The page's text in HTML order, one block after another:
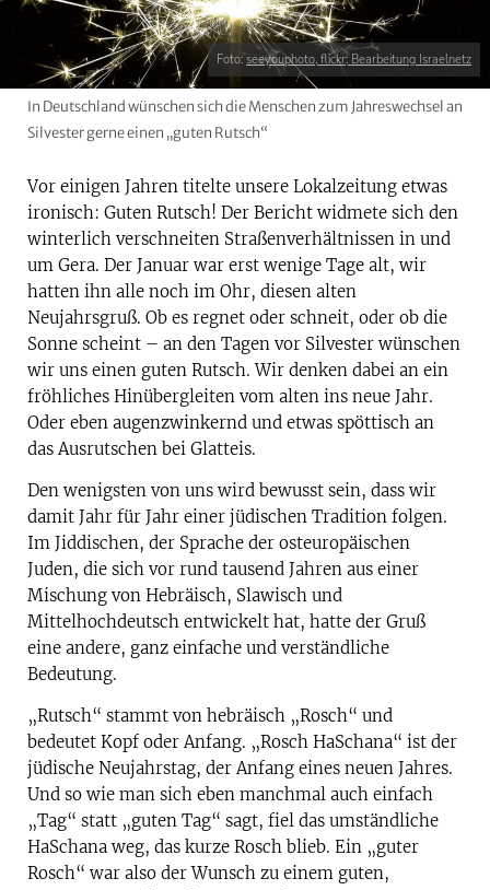
Foto:seeyouphoto, flickr; Bearbeitung Israelnetz
In Deutschland wünschen sich die Menschen zum Jahreswechsel an
Silvester gerne einen „guten Rutsch“
Vor einigen Jahren titelte unsere Lokalzeitung etwas
ironisch: Guten Rutsch! Der Bericht widmete sich den
winterlich verschneiten Straßenverhältnissen in und
um Gera. Der Januar war erst wenige Tage alt, wir
hatten ihn alle noch im Ohr, diesen alten
Neujahrsgruß. Ob es regnet oder schneit, oder ob die
Sonne scheint – an den Tagen vor Silvester wünschen
wir uns einen guten Rutsch. Wir denken dabei an ein
fröhliches Hinübergleiten vom alten ins neue Jahr.
Oder eben augenzwinkernd und etwas spöttisch an
das Ausrutschen bei Glatteis.
Den wenigsten von uns wird bewusst sein, dass wir
damit Jahr für Jahr einer jüdischen Tradition folgen.
Im Jiddischen, der Sprache der osteuropäischen
Juden, die sich vor rund tausend Jahren aus einer
Mischung von Hebräisch, Slawisch und
Mittelhochdeutsch entwickelt hat, hatte der Gruß
eine andere, ganz einfache und verständliche
Bedeutung.
„Rutsch“ stammt von hebräisch „Rosch“ und
bedeutet Kopf oder Anfang. „Rosch HaSchana“ ist der
jüdische Neujahrstag, der Anfang eines neuen Jahres.
Und so wie man sich eben manchmal auch einfach
„Tag“ statt „guten Tag“ sagt, fiel das umständliche
HaSchana weg, das kurze Rosch blieb. Ein „guter
Rosch“ war also der Wunsch zu einem guten,